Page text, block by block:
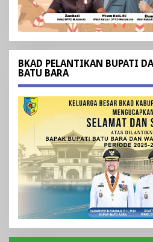
BKAD PELANTIKAN BUPATI
BATU BARA